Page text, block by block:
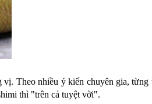
Theo nhiều ý kiến chuyên gia,
thì "trên cả tuyệt vời".